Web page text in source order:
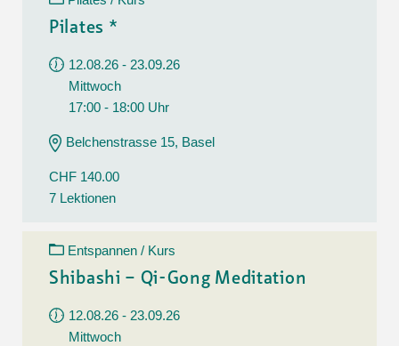
Pilates *
12.08.26 - 23.09.26
Mittwoch
17:00 - 18:00 Uhr
Belchenstrasse 15, Basel
CHF 140.00
7 Lektionen
Entspannen / Kurs
Shibashi – Qi-Gong Meditation
12.08.26 - 23.09.26
Mittwoch